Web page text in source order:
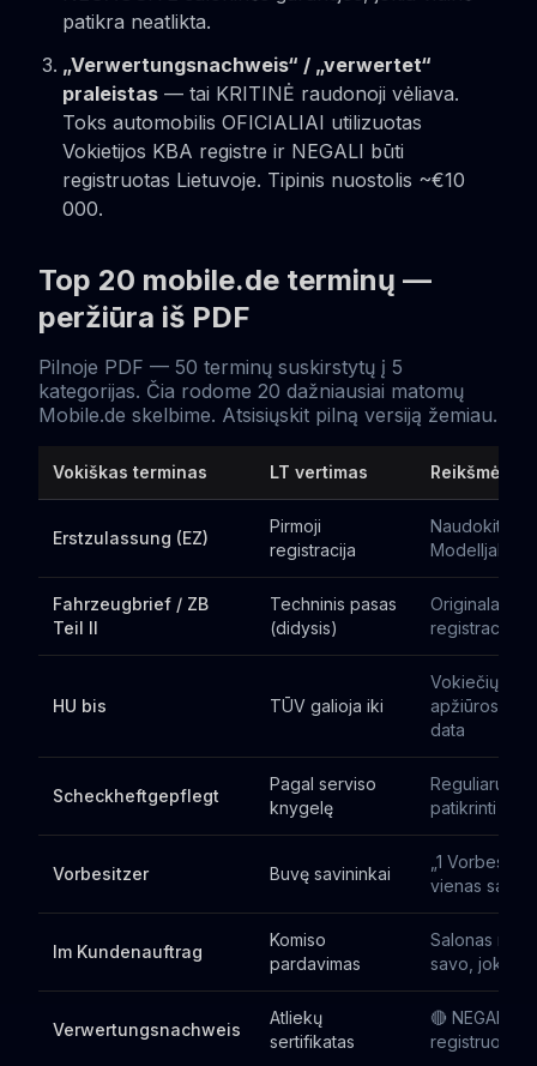
patikra neatlikta.
„Verwertungsnachweis“ / „verwertet“
praleistas — tai KRITINĖ raudonoji vėliava.
Toks automobilis OFICIALIAI utilizuotas
Vokietijos KBA registre ir NEGALI būti
registruotas Lietuvoje. Tipinis nuostolis ~€10
000.
Top 20 mobile.de terminų —
peržiūra iš PDF
Pilnoje PDF — 50 terminų suskirstytų į 5
kategorijas. Čia rodome 20 dažniausiai matomų
Mobile.de skelbime. Atsisiųskit pilną versiją žemiau.
Vokiškas terminas LT vertimas Reikšmė
Erstzulassung (EZ)
Pirmoji
registracija
Naudokit
Modelljahr
Fahrzeugbrief / ZB
Teil II
Techninis pasas
(didysis)
Originalas
registracijai
HU bis TŪV galioja iki
Vokiečių
apžiūros
data
Scheckheftgepflegt
Pagal serviso
knygelę
Reguliarus
patikrinti
Vorbesitzer Buvę savininkai
„1
vienas
Im Kundenauftrag
Komiso
pardavimas
Salonas
savo, jokia
Verwertungsnachweis
Atliekų
sertifikatas
🔴 NEGALIMA
registruoti LT